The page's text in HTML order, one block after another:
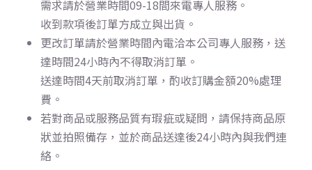
需求請於營業時間09-18間來電專人服務。
收到款項後訂單方成立與出貨。
更改訂單請於營業時間內電洽本公司專人服務，送
達時間24小時內不得取消訂單。
送達時間4天前取消訂單，酌收訂購金額20%處理
費。
若對商品或服務品質有瑕疵或疑問，請保持商品原
狀並拍照備存，並於商品送達後24小時內與我們連
絡。